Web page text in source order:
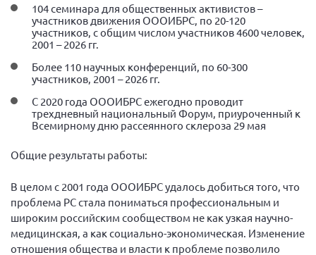
104 семинара для общественных активистов –
участников движения ОООИБРС, по 20-120
участников, с общим числом участников 4600 человек,
2001 – 2026 гг.
Более 110 научных конференций, по 60-300
участников, 2001 – 2026 гг.
С 2020 года ОООИБРС ежегодно проводит
трехдневный национальный Форум, приуроченный к
Всемирному дню рассеянного склероза 29 мая
Общие результаты работы:
В целом с 2001 года ОООИБРС удалось добиться того, что
проблема РС стала пониматься профессиональным и
широким российским сообществом не как узкая научно-
медицинская, а как социально-экономическая. Изменение
отношения общества и власти к проблеме позволило